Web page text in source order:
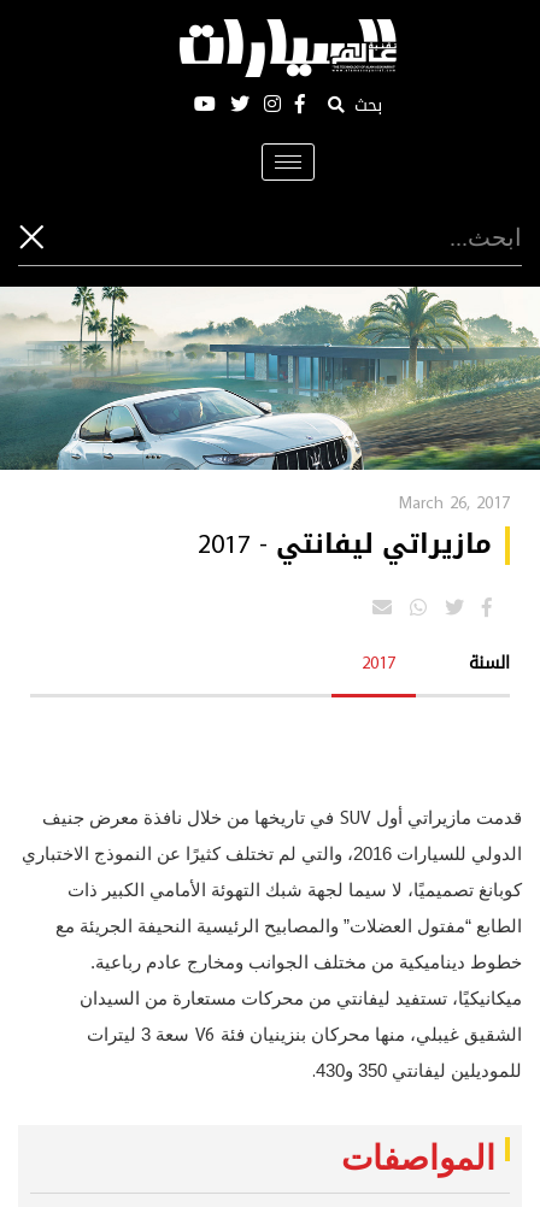
بحث
Toggle
navigation
March 26, 2017
مازيراتي ليفانتي - 2017
السنة 2017
قدمت مازيراتي أول SUV
في تاريخها من خلال نافذة معرض جنيف
الدولي للسيارات 2016، والتي لم تختلف كثيرًا عن النموذج الاختباري
كوبانغ تصميميًا، لا سيما لجهة شبك التهوئة الأمامي الكبير ذات
الطابع “مفتول العضلات” والمصابيح الرئيسية النحيفة الجريئة مع
خطوط ديناميكية من مختلف الجوانب ومخارج عادم رباعية.
ميكانيكيًا، تستفيد ليفانتي من محركات مستعارة من السيدان
الشقيق غيبلي، منها محركان بنزينيان فئة
سعة 3 ليترات
للموديلين ليفانتي 350 و430
.
المواصفات